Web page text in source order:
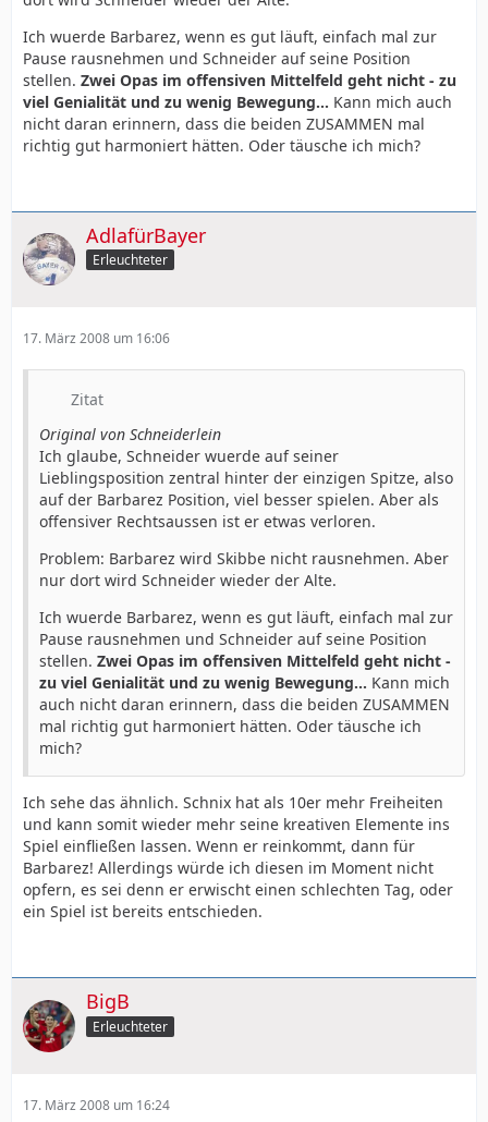
Ich wuerde Barbarez, wenn es gut läuft, einfach mal zur
Pause rausnehmen und Schneider auf seine Position
stellen. Zwei Opas im offensiven Mittelfeld geht nicht - zu
viel Genialität und zu wenig Bewegung... Kann mich auch
nicht daran erinnern, dass die beiden ZUSAMMEN mal
richtig gut harmoniert hätten. Oder täusche ich mich?
AdlafürBayer
Erleuchteter
17. März 2008 um 16:06
Zitat
Original von Schneiderlein
Ich glaube, Schneider wuerde auf seiner
Lieblingsposition zentral hinter der einzigen Spitze, also
auf der Barbarez Position, viel besser spielen. Aber als
offensiver Rechtsaussen ist er etwas verloren.
Problem: Barbarez wird Skibbe nicht rausnehmen. Aber
nur dort wird Schneider wieder der Alte.
Ich wuerde Barbarez, wenn es gut läuft, einfach mal zur
Pause rausnehmen und Schneider auf seine Position
stellen. Zwei Opas im offensiven Mittelfeld geht nicht -
zu viel Genialität und zu wenig Bewegung... Kann mich
auch nicht daran erinnern, dass die beiden ZUSAMMEN
mal richtig gut harmoniert hätten. Oder täusche ich
mich?
Ich sehe das ähnlich. Schnix hat als 10er mehr Freiheiten
und kann somit wieder mehr seine kreativen Elemente ins
Spiel einfließen lassen. Wenn er reinkommt, dann für
Barbarez! Allerdings würde ich diesen im Moment nicht
opfern, es sei denn er erwischt einen schlechten Tag, oder
ein Spiel ist bereits entschieden.
BigB
Erleuchteter
17. März 2008 um 16:24